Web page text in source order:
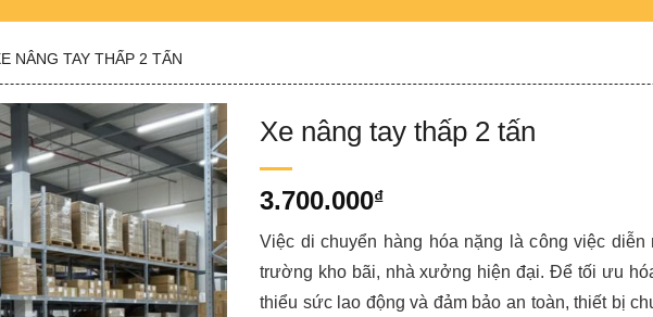
NÂNG TAY THẤP 2 TẤN
Xe nâng tay thấp 2 tấn
3.700.000₫
Việc di chuyển hàng hóa nặng là công việc
trường kho bãi, nhà xưởng hiện đại. Để tối ưu
thiểu sức lao động và đảm bảo an toàn, thiết bị